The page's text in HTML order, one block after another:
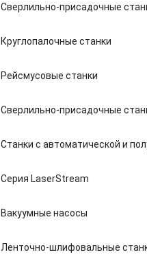
Сверлильно-присадочные
Круглопалочные станки
Рейсмусовые станки
Сверлильно-присадочные
Станки с автоматической и
Серия LaserStream
Вакуумные насосы
Ленточно-шлифовальные